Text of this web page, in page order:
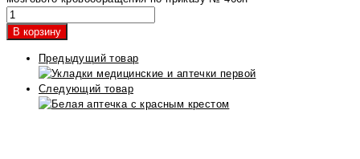
В корзину
Предыдущий товар
Следующий товар